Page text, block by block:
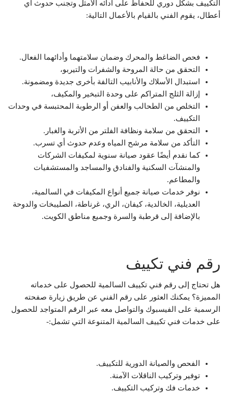
التكييف بشكل دوري للحفاظ على أدائه الأمثل وتجنب حدوث أي
أعطال، يقوم الفني بالقيام بالأعمال التالية:
فحص الضاغط والمحرك وضمان سلامتهما وأدائهما الفعال.
التحقق من حالة المروحة والشفرات والتيربو،
استبدال الأسلاك والأنابيب التالفة بأخرى جديدة ومضمونة.
إزالة الثلج المتراكم على وحدة التبخير والمكيف،
التخلص من الطحالب والعفن أو الرطوبة المحتبسة في وحدات
التكييف.
التحقق من سلامة ونظافة الفلتر من الأتربة والغبار.
التأكد من سلامة مرشح المياه وعدم حدوث أي تسرب.
كما نقدم أيضًا عقود صيانة سنوية لمكيفات الشركات
والمنشآت السكنية والفنادق والمساجد والمستشفيات
والمطاعم.
نوفر خدمات صيانة جميع أنواع المكيفات في السالمية،
العديلية، الخالدية، كيفان، الري، غرناطة، الصليبخات والدوحة
بالإضافة إلى قرطبة والسرة وجميع مناطق الكويت.
رقم فني تكييف
هل تحتاج إلى رقم فني تكييف السالمية للحصول على خدماته
المميزة؟ يمكنك العثور على رقم الفني عن طريق زيارة صفحته
الرسمية على الفيسبوك والتواصل معه عبر الرقم المتواجد للحصول
على خدمات فني تكييف السالمية المتنوعة التي تشمل:-
الفحص والصيانة الدورية للتكييف.
توفير وتركيب الناقلات الآمنة.
خدمات فك وتركيب التكييف.